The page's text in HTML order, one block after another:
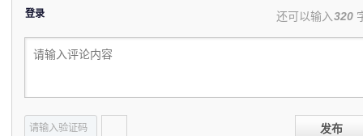
登录 还可以输入320
发布